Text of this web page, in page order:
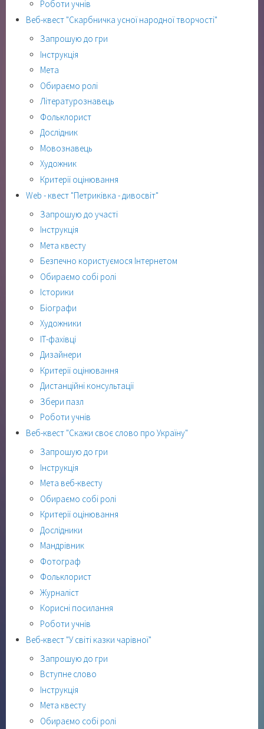
Роботи учнів
Веб-квест "Скарбничка усної народної творчості"
Запрошую до гри
Інструкція
Мета
Обираємо ролі
Літературознавець
Фольклорист
Дослідник
Мовознавець
Художник
Критерії оцінювання
Web - квест "Петриківка - дивосвіт"
Запрошую до участі
Інструкція
Мета квесту
Безпечно користуємося Інтернетом
Обираємо собі ролі
Історики
Біографи
Художники
ІТ-фахівці
Дизайнери
Критерії оцінювання
Дистанційні консультації
Збери пазл
Роботи учнів
Веб-квест "Скажи своє слово про Україну"
Запрошую до гри
Інструкція
Мета веб-квесту
Обираємо собі ролі
Критерії оцінювання
Дослідники
Мандрівник
Фотограф
Фольклорист
Журналіст
Корисні посилання
Роботи учнів
Веб-квест "У світі казки чарівної"
Запрошую до гри
Вступне слово
Інструкція
Мета квесту
Обираємо собі ролі